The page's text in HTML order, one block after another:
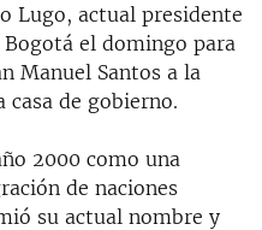
Lugo, actual presidente
el domingo para
Manuel Santos a la
casa de gobierno.
2000 como una
de naciones
su actual nombre y